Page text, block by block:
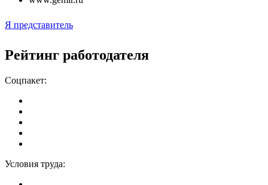
Я представитель
Рейтинг работодателя
Соцпакет:
Условия труда: